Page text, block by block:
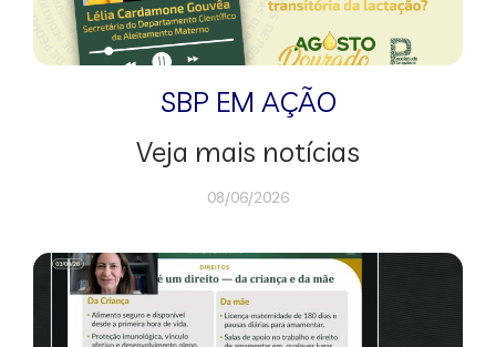
SBP EM AÇÃO
Veja mais notícias
08/06/2026